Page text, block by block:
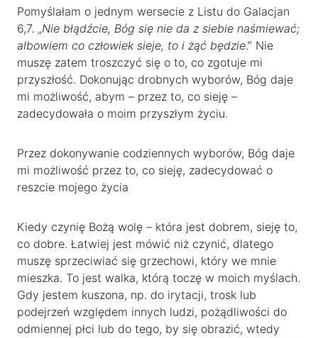
Pomyślałam o jednym wersecie z Listu do Galacjan
6,7. „Nie błądźcie, Bóg się nie da z siebie naśmiewać;
albowiem co człowiek sieje, to i żąć będzie.” Nie
muszę zatem troszczyć się o to, co zgotuje mi
przyszłość. Dokonując drobnych wyborów, Bóg daje
mi możliwość, abym – przez to, co sieję –
zadecydowała o moim przyszłym życiu.
Przez dokonywanie codziennych wyborów, Bóg daje
mi możliwość przez to, co sieję, zadecydować o
reszcie mojego życia
Kiedy czynię Bożą wolę – która jest dobrem, sieję to,
co dobre. Łatwiej jest mówić niż czynić, dlatego
muszę sprzeciwiać się grzechowi, który we mnie
mieszka. To jest walka, którą toczę w moich myślach.
Gdy jestem kuszona, np. do irytacji, trosk lub
podejrzeń względem innych ludzi, pożądliwości do
odmiennej płci lub do tego, by się obrazić, wtedy